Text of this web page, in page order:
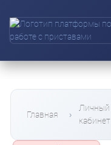
Главная
Личный
кабинет